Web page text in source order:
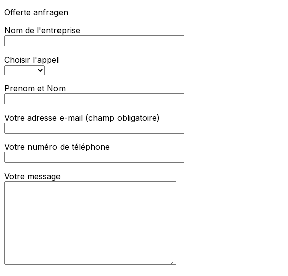
Offerte anfragen
Nom de l'entreprise
Choisir l'appel
Prenom et Nom
Votre adresse e-mail (champ obligatoire)
Votre numéro de téléphone
Votre message